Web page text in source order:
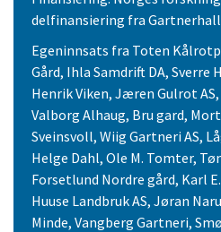
delfinansiering fra
Egeninnsats fra Toten
Gård, Ihla Samdrift DA, Sverre
Henrik Viken, Jæren Gulrot
Valborg Alhaug, Bru gard,
Sveinsvoll, Wiig Gartneri AS,
Helge Dahl, Ole M. Tomter,
Forsetlund Nordre gård, Karl
Huuse Landbruk AS, Jøran
Minde, Vangberg Gartneri,